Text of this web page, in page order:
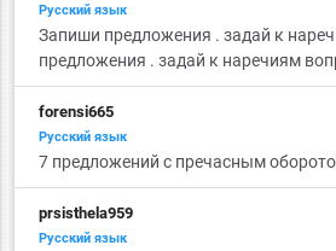
Русский язык
Запиши предложения . задай к
предложения . задай к наречиям
forensi665
Русский язык
7 предложений с пречасным
prsisthela959
Русский язык